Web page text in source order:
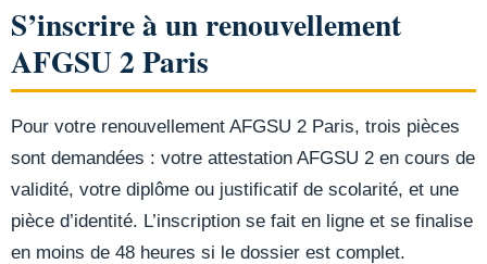
S’inscrire à un renouvellement
AFGSU 2 Paris
Pour votre renouvellement AFGSU 2 Paris, trois pièces
sont demandées : votre attestation AFGSU 2 en cours de
validité, votre diplôme ou justificatif de scolarité, et une
pièce d’identité. L’inscription se fait en ligne et se finalise
en moins de 48 heures si le dossier est complet.